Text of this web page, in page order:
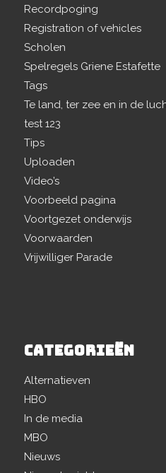
Recordpoging
Registration of vehicles
Scholen
Spelregels Griene Estafette
Tags
Te land, ter zee en in de
test 123
Tips
Uploaden
Video’s
Voorbeeld pagina
Voortgezet onderwijs
Voorwaarden
Vrijwilliger Parade
CATEGORIEËN
Alternatieven
HBO
In de media
MBO
Nieuws